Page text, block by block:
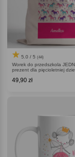
5.0 / 5 (44)
Worek do przedszkola
prezent dla pięcioletniej
49,90 zł